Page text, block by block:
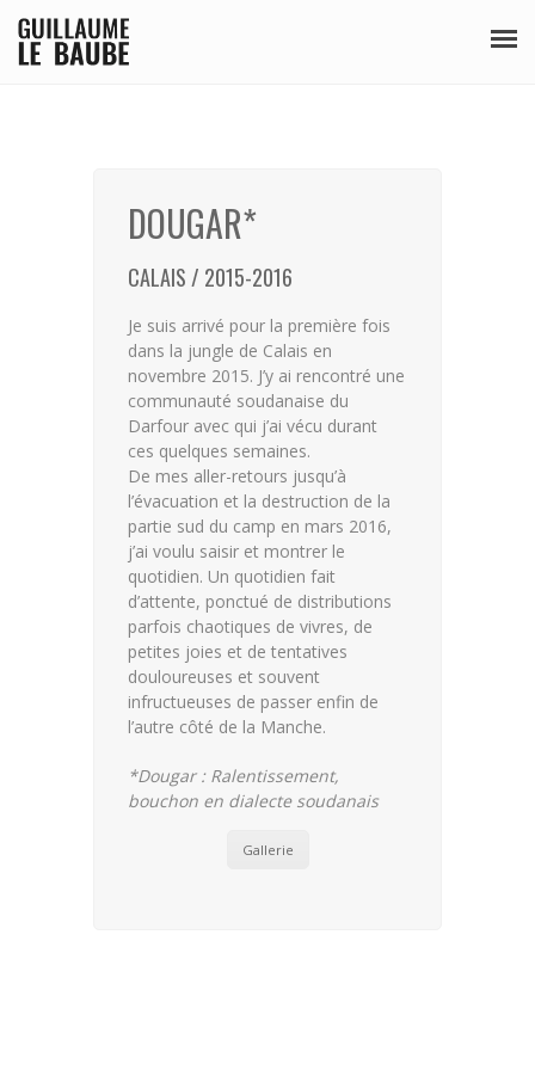
DOUGAR*
CALAIS / 2015-2016
Je suis arrivé pour la première fois
dans la jungle de Calais en
novembre 2015. J’y ai rencontré une
communauté soudanaise du
Darfour avec qui j’ai vécu durant
ces quelques semaines.
De mes aller-retours jusqu’à
l’évacuation et la destruction de la
partie sud du camp en mars 2016,
j’ai voulu saisir et montrer le
quotidien. Un quotidien fait
d’attente, ponctué de distributions
parfois chaotiques de vivres, de
petites joies et de tentatives
douloureuses et souvent
infructueuses de passer enfin de
l’autre côté de la Manche.
*Dougar : Ralentissement,
bouchon en dialecte soudanais
Gallerie